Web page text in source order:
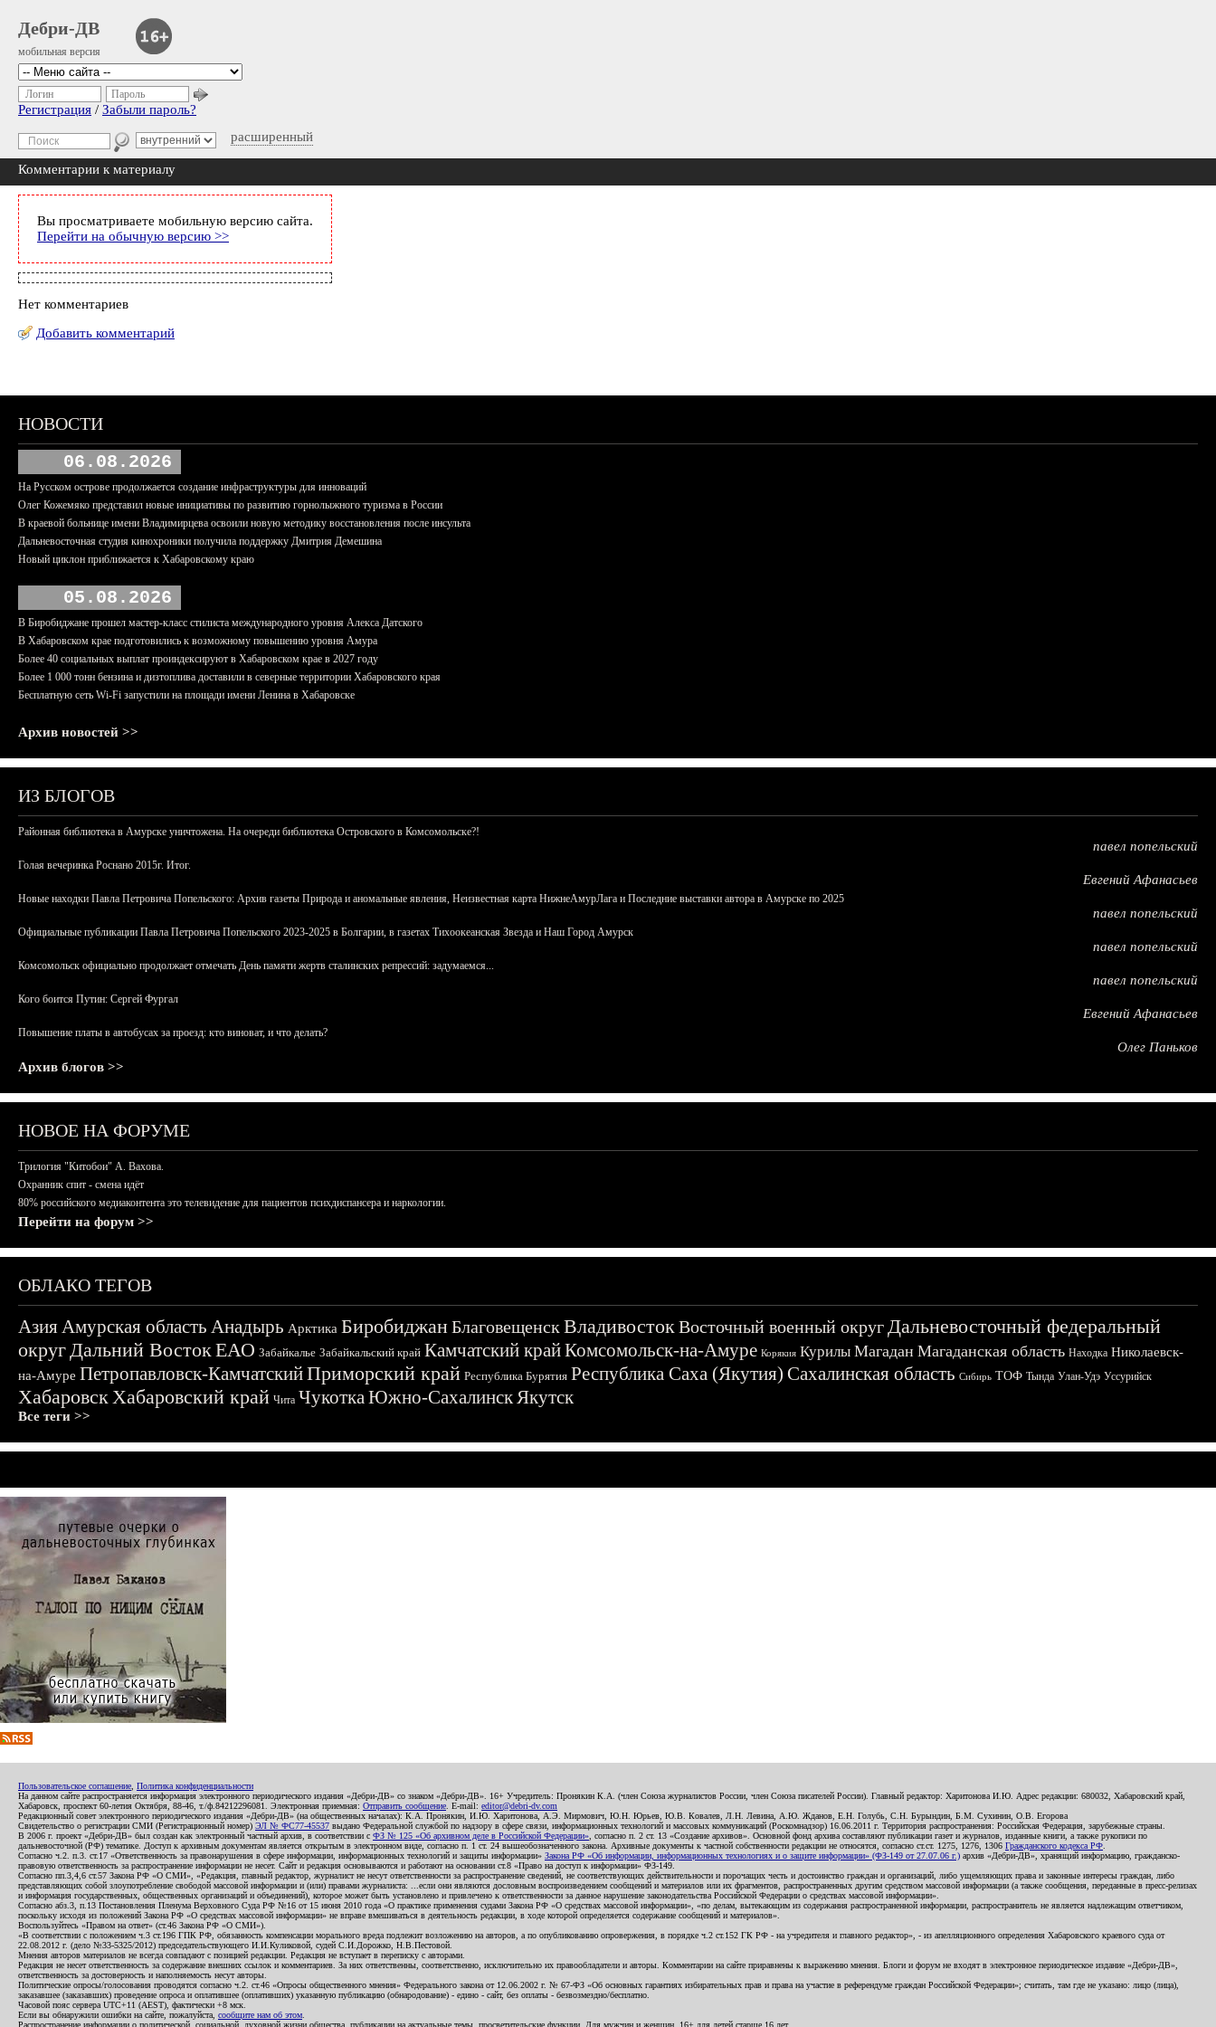
Дебри-ДВ
мобильная версия
расширенный
Логин Пароль
Регистрация / Забыли пароль?
Комментарии к материалу
Вы просматриваете мобильную версию сайта.
Перейти на обычную версию >>
Нет комментариев
Добавить комментарий
НОВОСТИ
06.08.2026
На Русском острове продолжается создание инфраструктуры для инноваций
Олег Кожемяко представил новые инициативы по развитию горнолыжного туризма в России
В краевой больнице имени Владимирцева освоили новую методику восстановления после инсульта
Дальневосточная студия кинохроники получила поддержку Дмитрия Демешина
Новый циклон приближается к Хабаровскому краю
05.08.2026
В Биробиджане прошел мастер-класс стилиста международного уровня Алекса Датского
В Хабаровском крае подготовились к возможному повышению уровня Амура
Более 40 социальных выплат проиндексируют в Хабаровском крае в 2027 году
Более 1 000 тонн бензина и дизтоплива доставили в северные территории Хабаровского края
Бесплатную сеть Wi-Fi запустили на площади имени Ленина в Хабаровске
Архив новостей >>
ИЗ БЛОГОВ
Районная библиотека в Амурске уничтожена. На очереди библиотека Островского в Комсомольске?!
павел попельский
Голая вечеринка Роснано 2015г. Итог.
Евгений Афанасьев
Новые находки Павла Петровича Попельского: Архив газеты Природа и аномальные явления, Неизвестная карта НижнеАмурЛага и Последние выставки автора в Амурске по 2025
павел попельский
Официальные публикации Павла Петровича Попельского 2023-2025 в Болгарии, в газетах Тихоокеанская Звезда и Наш Город Амурск
павел попельский
Комсомольск официально продолжает отмечать День памяти жертв сталинских репрессий: задумаемся...
павел попельский
Кого боится Путин: Сергей Фургал
Евгений Афанасьев
Повышение платы в автобусах за проезд: кто виноват, и что делать?
Олег Паньков
Архив блогов >>
НОВОЕ НА ФОРУМЕ
Трилогия "Китобои" А. Вахова.
Охранник спит - смена идёт
80% российского медиаконтента это телевидение для пациентов психдиспансера и наркологии.
Перейти на форум >>
ОБЛАКО ТЕГОВ
АзияАмурская область Анадырь Арктика БиробиджанБлаговещенскВладивостокВосточный военный округДальневосточный федеральный
округДальний ВостокЕАО Забайкалье Забайкальский край Камчатский крайКомсомольск-на-Амуре Корякия Курилы Магадан Магаданская область Находка Николаевск-
на-Амуре Петропавловск-КамчатскийПриморский край Республика Бурятия Республика Саха (Якутия) Сахалинская область Сибирь ТОФ Тында Улан-Удэ Уссурийск
ХабаровскХабаровский край Чита ЧукоткаЮжно-СахалинскЯкутск
Все теги >>
Пользовательское соглашение Политика конфиденциальности
На данном сайте распространяется информация электронного периодического издания «Дебри-ДВ» со знаком «Дебри-ДВ». 16+ Учредитель: Пронякин К.А. (член Союза журналистов России, член Союза писателей России). Главный редактор: Харитонова И.Ю. Адрес редакции: 680032, Хабаровский край,
Хабаровск, проспект 60-летия Октября, 88-46, т./ф.84212296081. Электронная приемная: Отправить сообщение . E-mail: editor@debri-dv.com
Редакционный совет электронного периодического издания «Дебри-ДВ» (на общественных началах): К.А. Пронякин, И.Ю. Харитонова, А.Э. Мирмович, Ю.Н. Юрьев, Ю.В. Ковалев, Л.Н. Левина, А.Ю. Жданов, Е.Н. Голубь, С.Н. Бурындин, Б.М. Сухинин, О.В. Егорова
Свидетельство о регистрации СМИ (Регистрационный номер) ЭЛ № ФС77-45537 выдано Федеральной службой по надзору в сфере связи, информационных технологий и массовых коммуникаций (Роскомнадзор) 16.06.2011 г. Территория распространения: Российская Федерация, зарубежные страны.
В 2006 г. проект «Дебри-ДВ» был создан как электронный частный архив, в соответствии с ФЗ № 125 «Об архивном деле в Российской Федерации» , согласно п. 2 ст. 13 «Создание архивов». Основной фонд архива составляют публикации газет и журналов, изданные книги, а также рукописи по
дальневосточной (РФ) тематике. Доступ к архивным документам является открытым в электронном виде, согласно п. 1 ст. 24 вышеобозначенного закона. Архивные документы к частной собственности редакции не относятся, согласно ст.ст. 1275, 1276, 1306 Гражданского кодекса РФ
Согласно ч.2. п.3. ст.17 «Ответственность за правонарушения в сфере информации, информационных технологий и защиты информации» Закона РФ «Об информации, информационных технологиях и о защите информации» (ФЗ-149 от 27.07.06 г.) архив «Дебри-ДВ», хранящий информацию, гражданско-
правовую ответственность за распространение информации не несет. Сайт и редакция основываются и работают на основании ст.8 «Право на доступ к информации» ФЗ-149.
Согласно пп.3,4,6 ст.57 Закона РФ «О СМИ», «Редакция, главный редактор, журналист не несут ответственности за распространение сведений, не соответствующих действительности и порочащих честь и достоинство граждан и организаций, либо ущемляющих права и законные интересы граждан, либо
представляющих собой злоупотребление свободой массовой информации и (или) правами журналиста: ...если они являются дословным воспроизведением сообщений и материалов или их фрагментов, распространенных другим средством массовой информации (а также сообщения, переданные в пресс-релизах
и информация государственных, общественных организаций и объединений), которое может быть установлено и привлечено к ответственности за данное нарушение законодательства Российской Федерации о средствах массовой информации».
Согласно абз.3, п.13 Постановления Пленума Верховного Суда РФ №16 от 15 июня 2010 года «О практике применения судами Закона РФ «О средствах массовой информации», «по делам, вытекающим из содержания распространенной информации, распространитель не является надлежащим ответчиком,
поскольку исходя из положений Закона РФ «О средствах массовой информации» не вправе вмешиваться в деятельность редакции, в ходе которой определяется содержание сообщений и материалов».
Воспользуйтесь «Правом на ответ» (ст.46 Закона РФ «О СМИ»).
«В соответствии с положением ч.3 ст.196 ГПК РФ, обязанность компенсации морального вреда подлежит возложению на авторов, а по опубликованию опровержения, в порядке ч.2 ст.152 ГК РФ - на учредителя и главного редактор», - из апелляционного определения Хабаровского краевого суда от
22.08.2012 г. (дело №33-5325/2012) председательствующего И.И.Куликовой, судей С.И.Дорожко, Н.В.Пестовой.
Мнения авторов материалов не всегда совпадают с позицией редакции. Редакция не вступает в переписку с авторами.
Редакция не несет ответственность за содержание внешних ссылок и комментариев. За них ответственны, соответственно, исключительно их правообладатели и авторы. Комментарии на сайте приравнены к выражению мнения. Блоги и форум не входят в электронное периодическое издание «Дебри-ДВ»,
ответственность за достоверность и наполняемость несут авторы.
Политические опросы/голосования проводятся согласно ч.2. ст.46 «Опросы общественного мнения» Федерального закона от 12.06.2002 г. № 67-ФЗ «Об основных гарантиях избирательных прав и права на участие в референдуме граждан Российской Федерации»; считать, там где не указано: лицо (лица),
заказавшее (заказавших) проведение опроса и оплатившее (оплативших) указанную публикацию (обнародование) - едино - сайт, без оплаты - безвозмездно/бесплатно.
Часовой пояс сервера UTC+11 (AEST), фактически +8 мск.
Если вы обнаружили ошибки на сайте, пожалуйста, сообщите нам об этом
Распространение информации о политической, социальной, духовной жизни общества, публикации на актуальные темы, просветительские функции. Для мужчин и женщин. 16+ для детей старше 16 лет.